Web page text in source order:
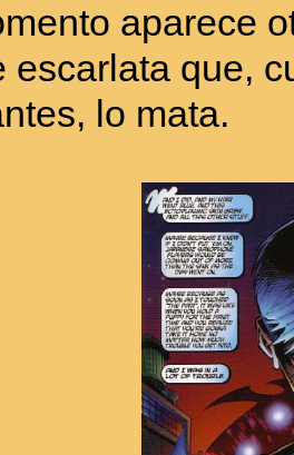
aparece
escarlata que,
lo mata.